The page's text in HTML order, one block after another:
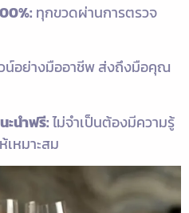
ทุกขวดผ่านการตรวจ
น์อย่างมืออาชีพ ส่งถึงมือคุณ
ะนำฟรี:ไม่จำเป็นต้องมีความรู้
เหมาะสม